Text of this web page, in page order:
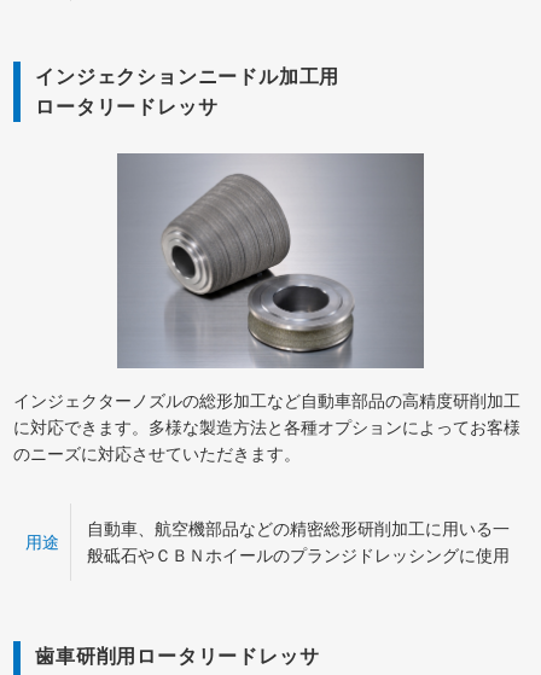
インジェクションニードル加工用
ロータリードレッサ
インジェクターノズルの総形加工など自動車部品の高精度研削加工
に対応できます。多様な製造方法と各種オプションによってお客様
のニーズに対応させていただきます。
用途
自動車、航空機部品などの精密総形研削加工に用いる一
般砥石やＣＢＮホイールのプランジドレッシングに使用
歯車研削用ロータリードレッサ